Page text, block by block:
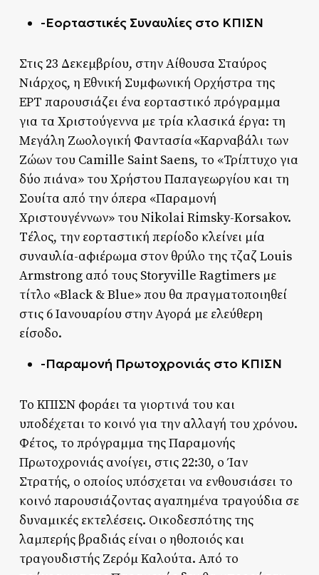
-Εορταστικές Συναυλίες στο ΚΠΙΣΝ
Στις 23 Δεκεμβρίου, στην Αίθουσα Σταύρος
Νιάρχος, η Εθνική Συμφωνική Ορχήστρα της
ΕΡΤ παρουσιάζει ένα εορταστικό πρόγραμμα
για τα Χριστούγεννα με τρία κλασικά έργα: τη
Μεγάλη Ζωολογική Φαντασία «Καρναβάλι των
Ζώων του Camille Saint Saens, το «Τρίπτυχο για
δύο πιάνα» του Χρήστου Παπαγεωργίου και τη
Σουίτα από την όπερα «Παραμονή
Χριστουγέννων» του Nikolai Rimsky-Korsakov.
Tέλος, την εορταστική περίοδο κλείνει μία
συναυλία-αφιέρωμα στον θρύλο της τζαζ Louis
Armstrong από τους Storyville Ragtimers με
τίτλο «Black & Blue» που θα πραγματοποιηθεί
στις 6 Ιανουαρίου στην Αγορά με ελεύθερη
είσοδο.
-Παραμονή Πρωτοχρονιάς στο ΚΠΙΣΝ
Το ΚΠΙΣΝ φοράει τα γιορτινά του και
υποδέχεται το κοινό για την αλλαγή του χρόνου.
Φέτος, το πρόγραμμα της Παραμονής
Πρωτοχρονιάς ανοίγει, στις 22:30, ο Ίαν
Στρατής, ο οποίος υπόσχεται να ενθουσιάσει το
κοινό παρουσιάζοντας αγαπημένα τραγούδια σε
δυναμικές εκτελέσεις. Οικοδεσπότης της
λαμπερής βραδιάς είναι ο ηθοποιός και
τραγουδιστής Ζερόμ Καλούτα. Από το